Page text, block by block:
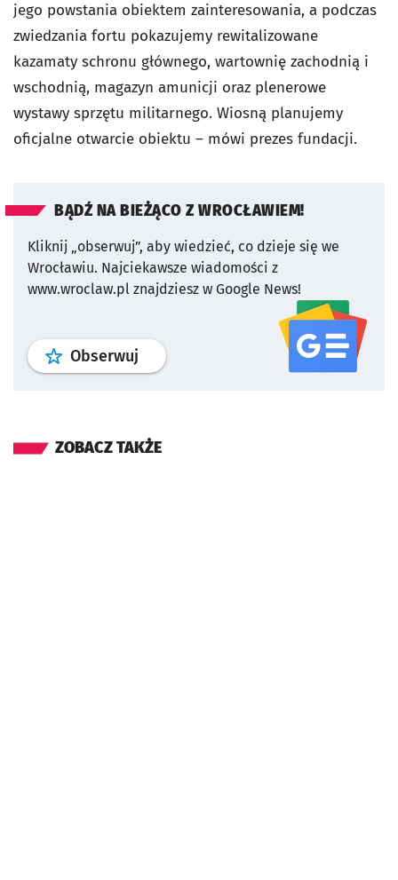
jego powstania obiektem zainteresowania, a podczas
zwiedzania fortu pokazujemy rewitalizowane
kazamaty schronu głównego, wartownię zachodnią i
wschodnią, magazyn amunicji oraz plenerowe
wystawy sprzętu militarnego. Wiosną planujemy
oficjalne otwarcie obiektu – mówi prezes fundacji.
BĄDŹ NA BIEŻĄCO Z WROCŁAWIEM!
Kliknij „obserwuj”, aby wiedzieć, co dzieje się we
Wrocławiu. Najciekawsze wiadomości z
www.wroclaw.pl znajdziesz w Google News!
Obserwuj profil serwisu
ZOBACZ TAKŻE